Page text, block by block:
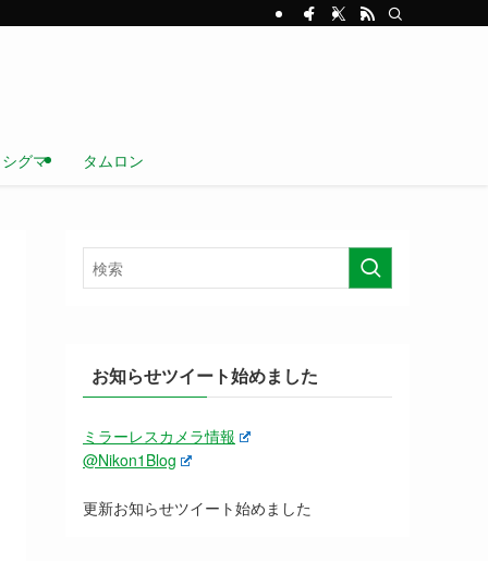
シグマ タムロン
お知らせツイート始めました
ミラーレスカメラ情報
@Nikon1Blog
更新お知らせツイート始めました